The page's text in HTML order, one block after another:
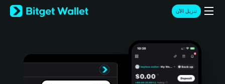
English
日本語
Türkçe
تنزيل الآن